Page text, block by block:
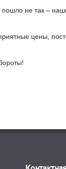
не так –
цены,